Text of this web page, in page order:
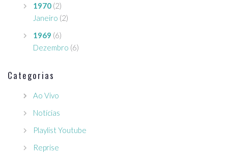
1970 (2)
Janeiro (2)
1969 (6)
Dezembro (6)
Categorias
Ao Vivo
Notícias
Playlist Youtube
Reprise